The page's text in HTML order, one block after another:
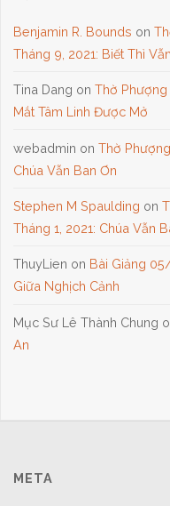
Benjamin R. Bounds on
Tháng 9, 2021: Biết Thì
Tina Dang onThờ Phượng
Mắt Tâm Linh Được Mở
webadmin onThờ
Chúa Vẫn Ban Ơn
Stephen M Spaulding on
Tháng 1, 2021: Chúa Vẫn
ThuyLien on Bài Giảng
Giữa Nghịch Cảnh
Mục Sư Lê Thành Chung
An
META